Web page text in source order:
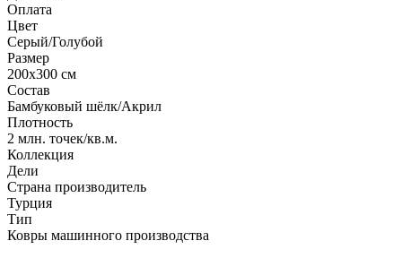
Оплата
Цвет
Серый/Голубой
Размер
200x300 см
Состав
Бамбуковый шёлк/Акрил
Плотность
2 млн. точек/кв.м.
Коллекция
Дели
Страна производитель
Турция
Тип
Ковры машинного производства